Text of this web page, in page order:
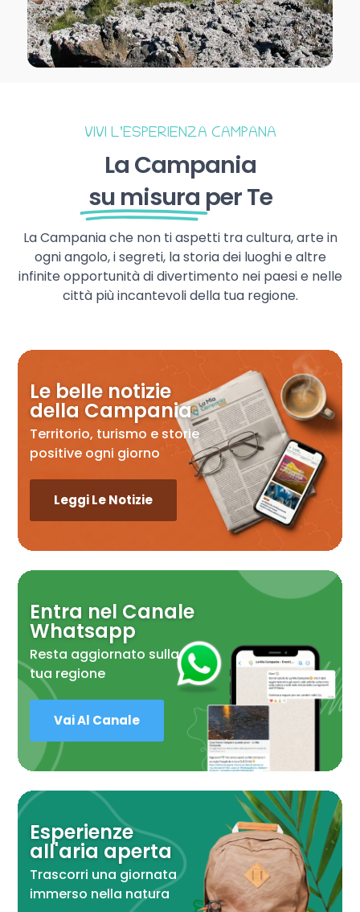
VIVI L’ESPERIENZA CAMPANA
La Campania
su misura per Te
La Campania che non ti aspetti tra cultura, arte in
ogni angolo, i segreti, la storia dei luoghi e altre
infinite opportunità di divertimento nei paesi e nelle
città più incantevoli della tua regione.
Le belle notizie
della Campania
Territorio, turismo e storie
positive ogni giorno
Leggi Le Notizie
Entra nel Canale
Whatsapp
Resta aggiornato sulla
tua regione
Vai Al Canale
Esperienze
all'aria aperta
Trascorri una giornata
immerso nella natura